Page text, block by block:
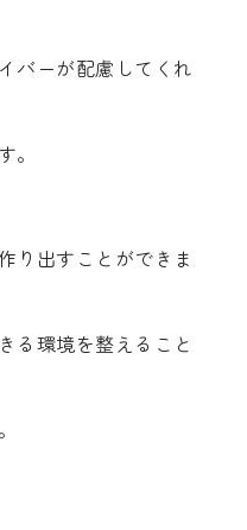
バーが配慮してくれ
り出すことができま
る環境を整えること